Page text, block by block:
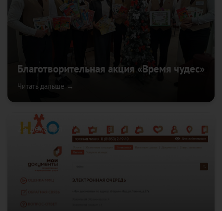
Благотворительная акция «Время чудес»
Читать дальше →
25 декабря